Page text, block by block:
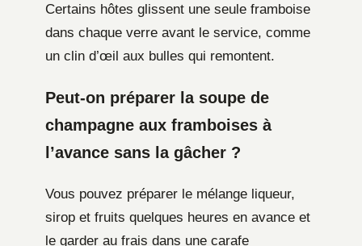
Certains hôtes glissent une seule framboise
dans chaque verre avant le service, comme
un clin d’œil aux bulles qui remontent.
Peut-on préparer la soupe de
champagne aux framboises à
l’avance sans la gâcher ?
Vous pouvez préparer le mélange liqueur,
sirop et fruits quelques heures en avance et
le garder au frais dans une carafe